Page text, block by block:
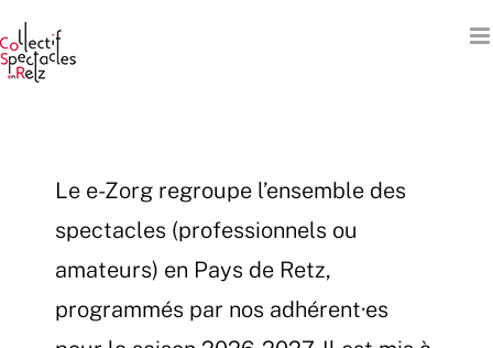
au
contenu
Le e-Zorg regroupe l’ensemble des
spectacles (professionnels ou
amateurs) en Pays de Retz,
programmés par nos adhérent·es